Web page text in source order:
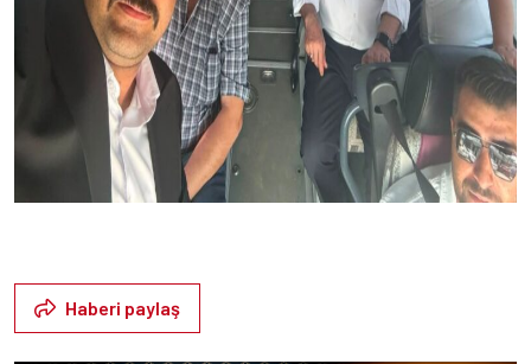
Haberi paylaş